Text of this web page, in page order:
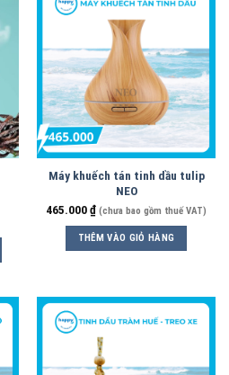
Máy khuếch tán tinh dầu tulip
NEO
465.000₫ (chưa bao gồm thuế VAT)
THÊM VÀO GIỎ HÀNG